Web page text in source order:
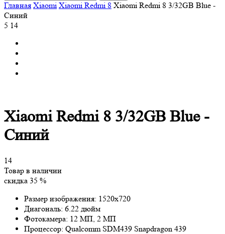
Главная Xiaomi Xiaomi Redmi 8 Xiaomi Redmi 8 3/32GB Blue -
Синий
5 14
Xiaomi Redmi 8 3/32GB Blue -
Синий
14
Товар в наличии
скидка 35 %
Размер изображения: 1520x720
Диагональ: 6.22 дюйм
Фотокамера: 12 МП, 2 МП
Процессор: Qualcomm SDM439 Snapdragon 439